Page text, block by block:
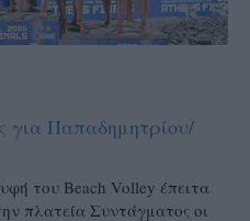
για Παπαδημητρίου/
του Beach Volley έπειτα
πλατεία Συντάγματος οι